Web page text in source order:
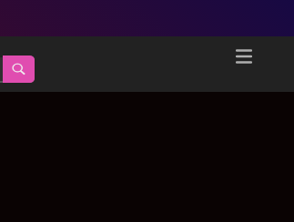
Netflix新着作品